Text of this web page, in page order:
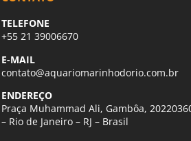
TELEFONE
+55 21 39006670
E-MAIL
contato@aquariomarinhodorio.com.br
ENDEREÇO
Praça Muhammad Ali, Gambôa,
– Rio de Janeiro – RJ – Brasil